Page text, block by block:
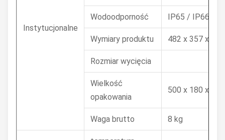
Instytucjonalne
Wodoodporność IP65 / IP66
Wymiary produktu 482 x 357 x 60
Rozmiar wycięcia
Wielkość
opakowania
500 x 180 x
Waga brutto 8 kg